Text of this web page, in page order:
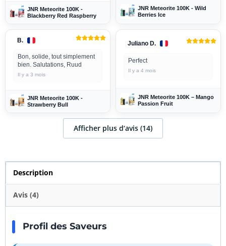
JNR Meteorite 100K -
Blackberry Red Raspberry
JNR Meteorite 100K - Wild
Berries Ice
B.
Bon, solide, tout simplement
bien. Salutations, Ruud
Il y a 3 mois
JNR Meteorite 100K -
Strawberry Bull
Juliano D.
Perfect
Il y a 4 mois
JNR Meteorite 100K – Mango
Passion Fruit
Afficher plus d‘avis (14)
Description
Avis (4)
Profil des Saveurs